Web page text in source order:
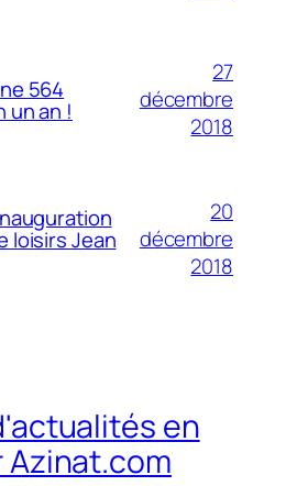
564
un an !
27
décembre
2018
loisirs Jean
20
décembre
2018
en
Azinat.com